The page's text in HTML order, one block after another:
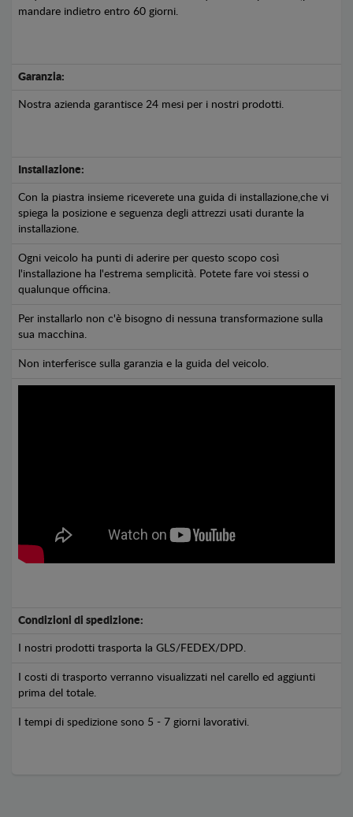
mandare indietro entro 60 giorni.
Garanzia:
Nostra azienda garantisce 24 mesi per i nostri prodotti.
Installazione:
Con la piastra insieme riceverete una guida di installazione,che vi
spiega la posizione e seguenza degli attrezzi usati durante la
installazione.
Ogni veicolo ha punti di aderire per questo scopo così
l'installazione ha l'estrema semplicità. Potete fare voi stessi o
qualunque officina.
Per installarlo non c'è bisogno di nessuna transformazione sulla
sua macchina.
Non interferisce sulla garanzia e la guida del veicolo.
Condizioni di spedizione:
I nostri prodotti trasporta la GLS/FEDEX/DPD.
I costi di trasporto verranno visualizzati nel carello ed aggiunti
prima del totale.
I tempi di spedizione sono 5 - 7 giorni lavorativi.